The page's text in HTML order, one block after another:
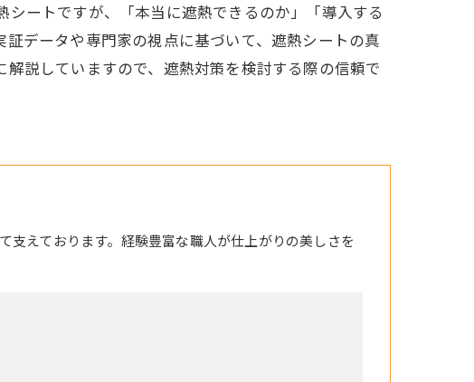
ートですが、「本当に遮熱できるのか」「導入する
データや専門家の視点に基づいて、遮熱シートの真
説していますので、遮熱対策を検討する際の信頼で
えております。経験豊富な職人が仕上がりの美しさを